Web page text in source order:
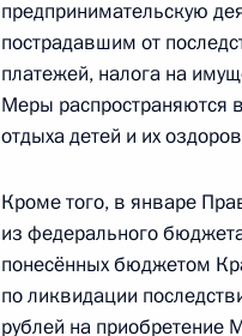
Встреча с
предпринимательскую
пострадавшим от
платежей, налога на
Меры распространяются
отдыха детей и их
Кроме того, в январе
из федерального
понесённых бюджетом
по ликвидации
рублей на приобретение